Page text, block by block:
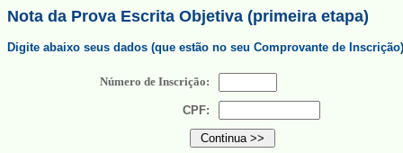
Nota da Prova Escrita Objetiva (primeira etapa)
Digite abaixo seus dados (que estão no seu Comprovante de Inscrição)
Número de Inscrição:
CPF: